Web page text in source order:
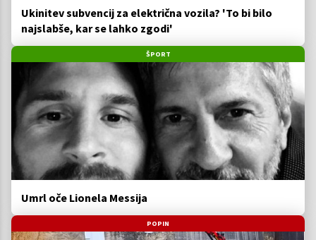
Ukinitev subvencij za električna vozila? 'To bi bilo
najslabše, kar se lahko zgodi'
ŠPORT
Umrl oče Lionela Messija
POPIN